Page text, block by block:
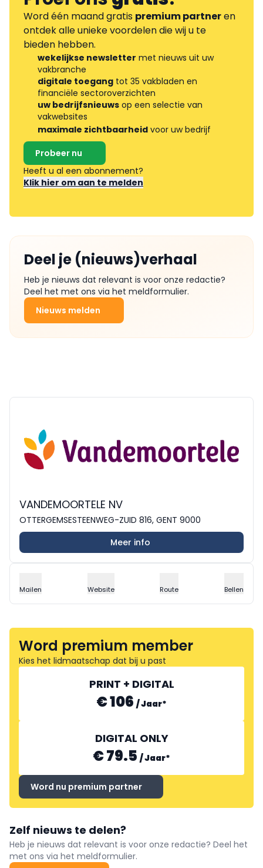
Word één maand gratis premium partneren
ontdek alle unieke voordelen die wij u te
bieden hebben.
wekelijkse newsletter met nieuws uit uw
vakbranche
digitale toegang tot 35 vakbladen en
financiële sectoroverzichten
uw bedrijfsnieuws op een selectie van
vakwebsites
maximale zichtbaarheid voor uw bedrijf
Probeer nu
Heeft u al een abonnement?
Klik hier om aan te melden
Deel je (nieuws)verhaal
Heb je nieuws dat relevant is voor onze redactie?
Deel het met ons via het meldformulier.
Nieuws melden
VANDEMOORTELE NV
OTTERGEMSESTEENWEG-ZUID 816, GENT 9000
Meer info
Mailen Website Route Bellen
Word premium member
Kies het lidmaatschap dat bij u past
PRINT + DIGITAL
€ 106 /Jaar*
DIGITAL ONLY
€ 79.5 /Jaar*
Word nu premium partner
Zelf nieuws te delen?
Heb je nieuws dat relevant is voor onze redactie? Deel het
met ons via het meldformulier.